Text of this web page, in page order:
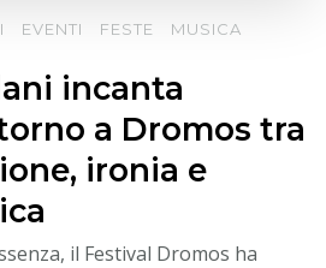
EVENTI FESTE
MUSICA
incanta
a Dromos tra
ironia e
il Festival Dromos ha